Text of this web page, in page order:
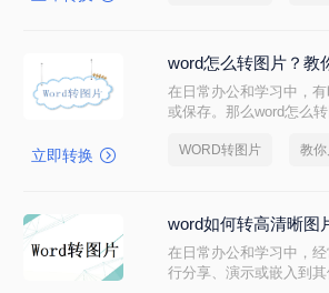
立即转换
word怎么转图片？教
在日常办公和学习中，
或保存。那么word怎么
WORD转图片
word如何转高清晰图
在日常办公和学习中，
行分享、演示或嵌入到